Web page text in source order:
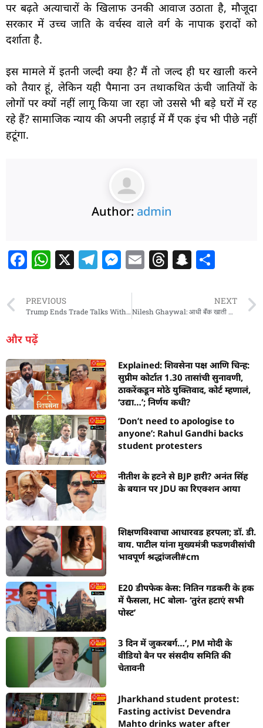
पर बढ़ते अत्याचारों के खिलाफ उनकी आवाज उठाता है, मौजूदा
सरकार में उच्च जाति के वर्चस्व वाले वर्ग के नापाक इरादों को
दर्शाता है.
इस मामले में इतनी जल्दी क्या है? मैं तो जल्द ही घर खाली करने
को तैयार हूं, लेकिन यही पैमाना उन तथाकथित ऊंची जातियों के
लोगों पर क्यों नहीं लागू किया जा रहा जो उससे भी बड़े घरों में रह
रहे हैं? सामाजिक न्याय की अपनी लड़ाई में मैं एक इंच भी पीछे नहीं
हटूंगा.
Author: admin
F
c
e
b
o
o
k
W
at
s
p
p
X T
g
m
M
ss
e
er
E
l
T
a
s
S
p
at
ar
e
PREVIOUS
Trump Ends Trade Talks With Canada After ‘Fake’ Ronald Reagan Ad, Says ‘Tariffs Are Very Important…’
NEXT
Nilesh Ghaywal: आधी बॅंक खाती गोठवली; नंतर पासपोर्ट रद्द केला, आता घायवळची BOSS नंबर प्लेटची ऊसाच्या शेतात लपवलेली कारही घेतली ताब्यात
और पढ़ें
Explained: शिवसेना पक्ष आणि चिन्ह:
सुप्रीम कोर्टात 1.30 तासांची सुनावणी,
ठाकरेंकडून मोठे युक्तिवाद, कोर्ट म्हणालं,
‘उद्या…’; निर्णय कधी?
‘Don’t need to apologise to
anyone’: Rahul Gandhi backs
student protesters
नीतीश के हटने से BJP हारी? अनंत सिंह
के बयान पर JDU का रिएक्शन आया
शिक्षणविश्वाचा आधारवड हरपला; डॉ. डी.
वाय. पाटील यांना मुख्यमंत्री फडणवीसांची
भावपूर्ण श्रद्धांजली#cm
E20 डीपफेक केस: नितिन गडकरी के हक
में फैसला, HC बोला- ‘तुरंत हटाएं सभी
पोस्ट’
3 दिन में जुकरबर्ग…’, PM मोदी के
वीडियो बैन पर संसदीय समिति की
चेतावनी
Jharkhand student protest:
Fasting activist Devendra
Mahto drinks water after